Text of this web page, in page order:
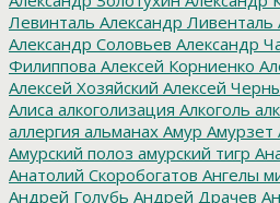
Левинталь Александр Ливенталь
Александр Соловьев Александр
Филиппова Алексей Корниенко
Алексей Хозяйский Алексей
Алиса алкоголизация Алкоголь
аллергия альманах Амур Амурзет
Амурский полоз амурский тигр
Анатолий Скоробогатов Ангелы
Андрей Голубь Андрей Драчев